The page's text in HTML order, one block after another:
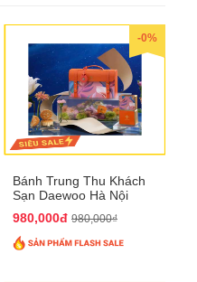
-0%
Bánh Trung Thu Khách
Sạn Daewoo Hà Nội
QTTT31
980,000đ 980,000₫